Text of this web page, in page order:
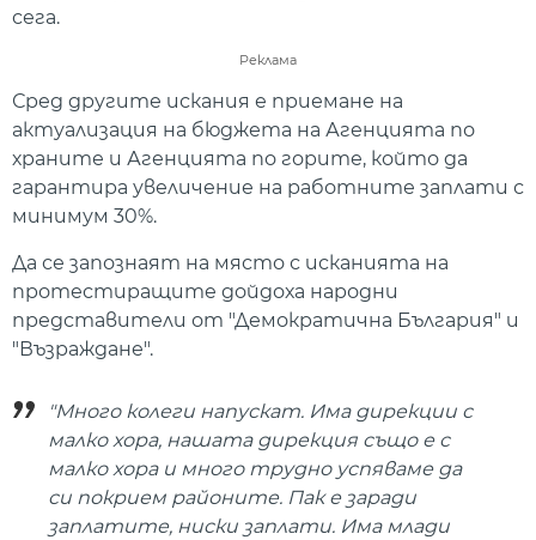
сега.
Реклама
Сред другите искания е приемане на
актуализация на бюджета на Агенцията по
храните и Агенцията по горите, който да
гарантира увеличение на работните заплати с
минимум 30%.
Да се запознаят на място с исканията на
протестиращите дойдоха народни
представители от "Демократична България" и
"Възраждане".
"Много колеги напускат. Има дирекции с
малко хора, нашата дирекция също е с
малко хора и много трудно успяваме да
си покрием районите. Пак е заради
заплатите, ниски заплати. Има млади